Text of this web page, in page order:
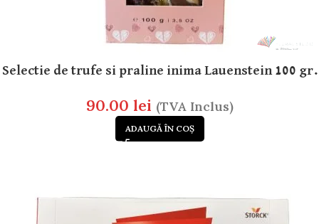
Selectie de trufe si praline inima Lauenstein 100 gr.
90.00 lei (TVA Inclus)
ADAUGĂ ÎN COȘ